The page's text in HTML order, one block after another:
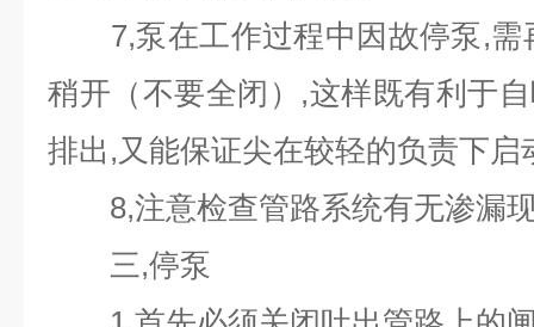
7,泵在工作过程中因故停泵,需
稍开（不要全闭）,这样既有利于
排出,又能保证尖在较轻的负责下启
8,注意检查管路系统有无渗漏
三,停泵